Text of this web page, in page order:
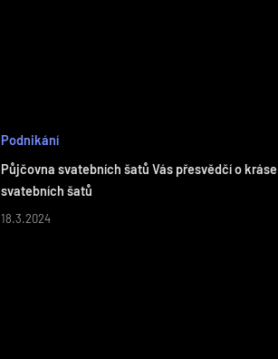
Podnikání
Půjčovna svatebních šatů Vás přesvědčí o kráse
svatebních šatů
18.3.2024